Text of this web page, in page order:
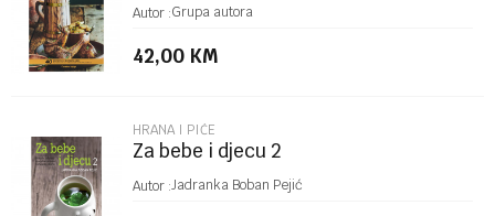
POŠALJI
Obelikosvim putovanji...
Autor :Grupa autora
42,00 KM
HRANA I PIĆE
Za bebe i djecu 2
Autor :Jadranka Boban Pejić